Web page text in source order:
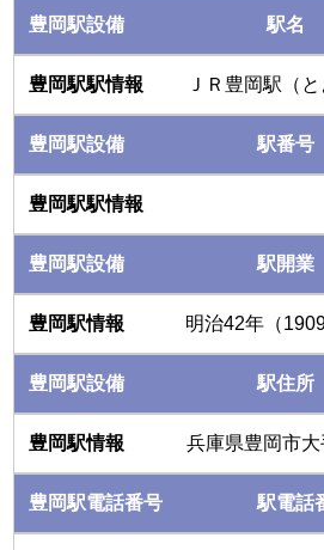
駅名
ＪＲ豊岡駅（
駅番号
駅開業
明治42年（
駅住所
兵庫県豊岡市大
駅電話